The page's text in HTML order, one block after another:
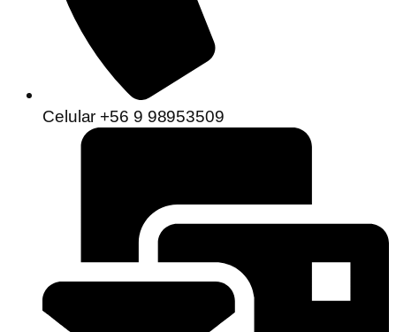
Celular +56 9 98953509